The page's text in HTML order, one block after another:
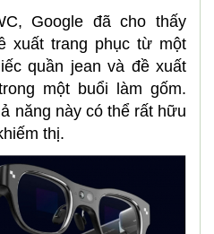
Google đã cho thấy
xuất trang phục từ một
quần jean và đề xuất
một buổi làm gốm.
năng này có thể rất hữu
thị.